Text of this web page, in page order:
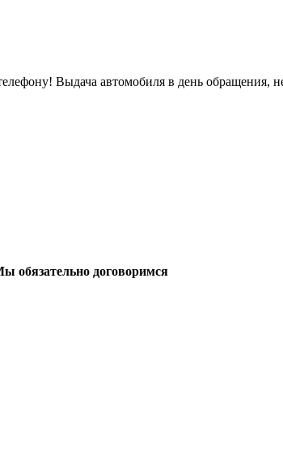
Выдача автомобиля в день обращения,
обязательно договоримся